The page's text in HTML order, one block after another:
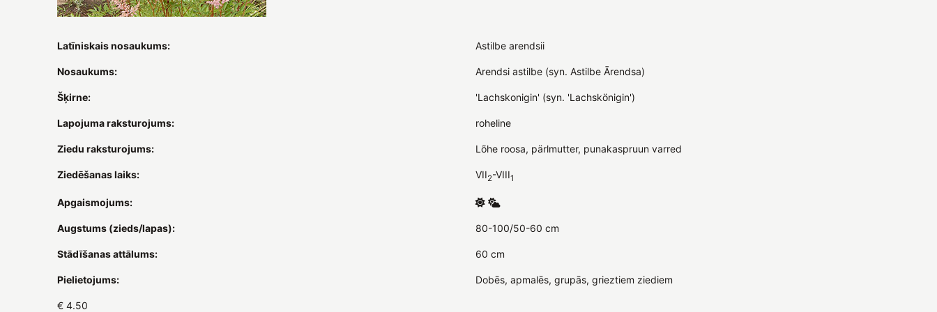
Latīniskais nosaukums: Astilbe arendsii
Nosaukums: Arendsi astilbe (syn. Astilbe Ārendsa)
Šķirne: 'Lachskonigin' (syn. 'Lachskönigin')
Lapojuma raksturojums: roheline
Ziedu raksturojums: Lõhe roosa, pärlmutter, punakaspruun varred
Ziedēšanas laiks: VII2-VIII1
Apgaismojums:
Augstums (zieds/lapas): 80-100/50-60 cm
Stādīšanas attālums: 60 cm
Pielietojums: Dobēs, apmalēs, grupās, grieztiem ziediem
€ 4.50